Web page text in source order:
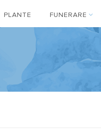
PLANTE FUNERARE